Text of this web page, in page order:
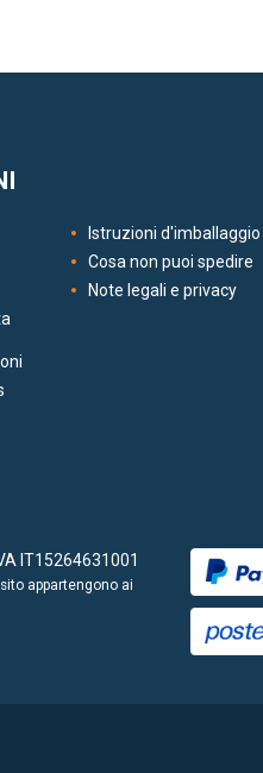
Istruzioni d'imballaggio
Cosa non puoi spedire
Note legali e privacy
IT15264631001
appartengono ai